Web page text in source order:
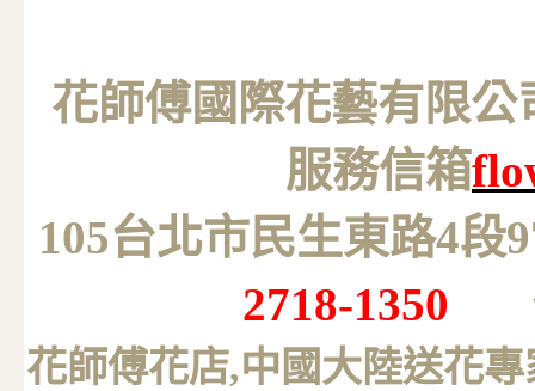
花師傅國際花藝有限
服務信箱
105台北市民生東路4
2718-1350
花師傅花店,中國大陸送花